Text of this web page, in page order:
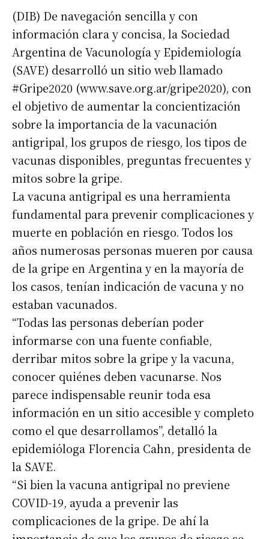
(DIB) De navegación sencilla y con
información clara y concisa, la Sociedad
Argentina de Vacunología y Epidemiología
(SAVE) desarrolló un sitio web llamado
#Gripe2020 (www.save.org.ar/gripe2020), con
el objetivo de aumentar la concientización
sobre la importancia de la vacunación
antigripal, los grupos de riesgo, los tipos de
vacunas disponibles, preguntas frecuentes y
mitos sobre la gripe.
La vacuna antigripal es una herramienta
fundamental para prevenir complicaciones y
muerte en población en riesgo. Todos los
años numerosas personas mueren por causa
de la gripe en Argentina y en la mayoría de
los casos, tenían indicación de vacuna y no
estaban vacunados.
“Todas las personas deberían poder
informarse con una fuente confiable,
derribar mitos sobre la gripe y la vacuna,
conocer quiénes deben vacunarse. Nos
parece indispensable reunir toda esa
información en un sitio accesible y completo
como el que desarrollamos”, detalló la
epidemióloga Florencia Cahn, presidenta de
la SAVE.
“Si bien la vacuna antigripal no previene
COVID-19, ayuda a prevenir las
complicaciones de la gripe. De ahí la